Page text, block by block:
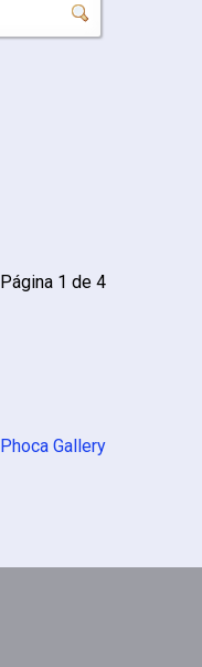
Página 1 de 4
Phoca Gallery